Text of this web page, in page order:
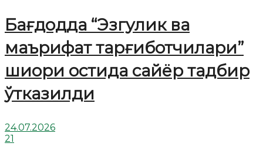
Бағдодда “Эзгулик ва
маърифат тарғиботчилари”
шиори остида сайёр тадбир
ўтказилди
24.07.2026
21